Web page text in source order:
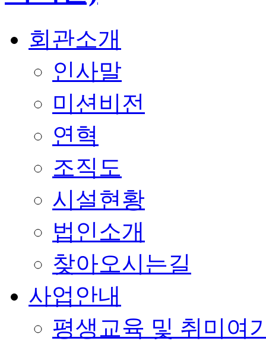
회관소개
인사말
미션비전
연혁
조직도
시설현황
법인소개
찾아오시는길
사업안내
평생교육 및 취미여